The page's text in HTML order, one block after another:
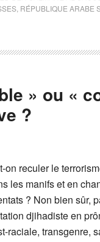
RÉPUBLIQUE ARABE
» ou «
?
on reculer le
les manifs et en
? Non bien sûr,
djihadiste en
raciale, transgenre,